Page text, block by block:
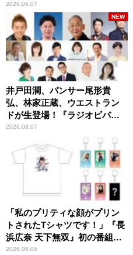
2026.08.07
井戸田潤、パンサー尾形貴
弘、林家正蔵、ウエストラン
ドが生登場！『ラジオビバリ
ー昼ズ』
2026.08.07
NEW
「私のプリティな顔がプリン
トされたTシャツです！」『長
浜広奈 天下無双』初の番組グ
ッズ発売
2026.08.05